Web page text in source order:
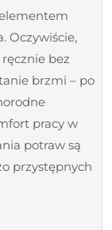
Oczywiście,
bez
brzmi – po
pracy w
potraw są
przystępnych